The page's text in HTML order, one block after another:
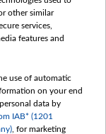
other similar
services,
features and
use of automatic
on your end
data by
IAB* (1201
, for marketing